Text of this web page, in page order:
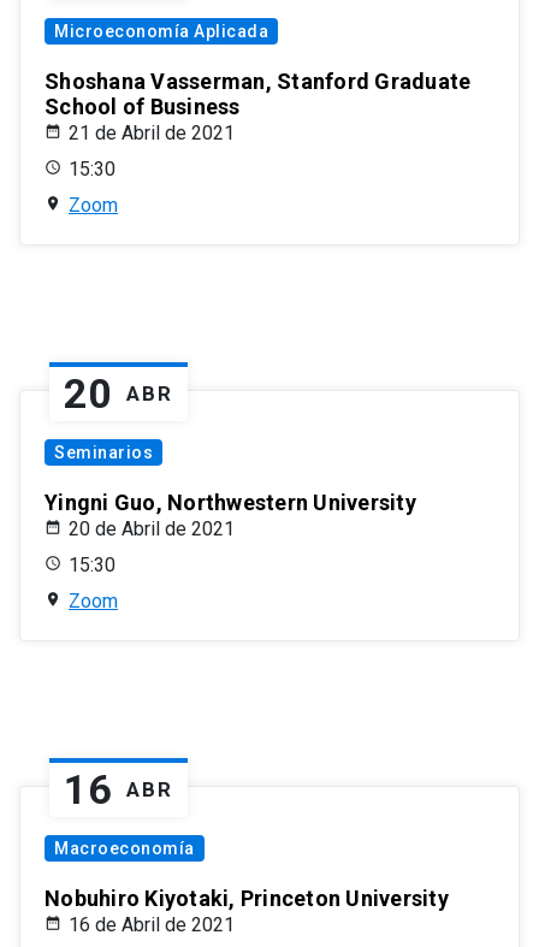
Microeconomía Aplicada
Shoshana Vasserman, Stanford Graduate
School of Business
21 de Abril de 2021
15:30
Zoom
20 ABR
Seminarios
Yingni Guo, Northwestern University
20 de Abril de 2021
15:30
Zoom
16 ABR
Macroeconomía
Nobuhiro Kiyotaki, Princeton University
16 de Abril de 2021